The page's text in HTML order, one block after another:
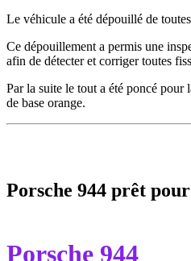
Le véhicule a été dépouillé de
Ce dépouillement a permis une
afin de détecter et corriger toutes
Par la suite le tout a été poncé pour
de base orange.
Porsche 944 prêt
Porsche 944